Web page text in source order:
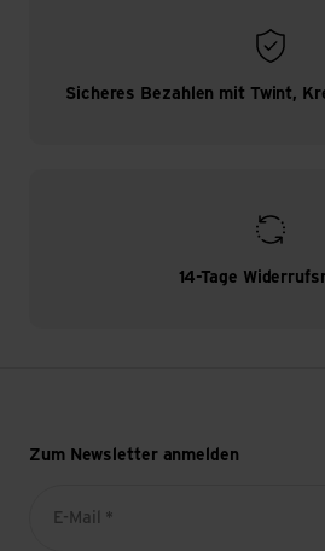
Sicheres Bezahlen mit Twint,
14-Tage
Zum Newsletter anmelden
E-Mail *